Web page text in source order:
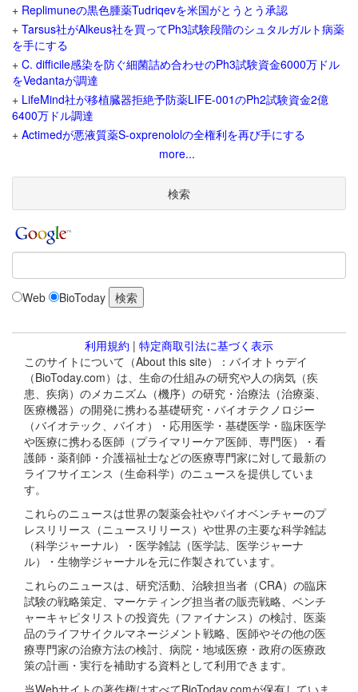
+ Replimuneの黒色腫薬Tudriqevを米国がとうとう承認
+ Tarsus社がAlkeus社を買ってPh3試験段階のシュタルガルト病薬
を手にする
+ C. difficile感染を防ぐ細菌詰め合わせのPh3試験資金6000万ドル
をVedantaが調達
+ LifeMind社が移植臓器拒絶予防薬LIFE-001のPh2試験資金2億
6400万ドル調達
+ Actimedが悪液質薬S-oxprenololの全権利を再び手にする
more...
検索
Web BioToday
利用規約 | 特定商取引法に基づく表示
このサイトについて（About this site）：バイオトゥデイ
（BioToday.com）は、生命の仕組みの研究や人の病気（疾
患、疾病）のメカニズム（機序）の研究・治療法（治療薬、
医療機器）の開発に携わる基礎研究・バイオテクノロジー
（バイオテック、バイオ）・応用医学・基礎医学・臨床医学
や医療に携わる医師（プライマリーケア医師、専門医）・看
護師・薬剤師・介護福祉士などの医療専門家に対して最新の
ライフサイエンス（生命科学）のニュースを提供していま
す。
これらのニュースは世界の製薬会社やバイオベンチャーのプ
レスリリース（ニュースリリース）や世界の主要な科学雑誌
（科学ジャーナル）・医学雑誌（医学誌、医学ジャーナ
ル）・生物学ジャーナルを元に作製されています。
これらのニュースは、研究活動、治験担当者（CRA）の臨床
試験の戦略策定、マーケティング担当者の販売戦略、ベンチ
ャーキャピタリストの投資先（ファイナンス）の検討、医薬
品のライフサイクルマネージメント戦略、医師やその他の医
療専門家の治療方法の検討、病院・地域医療・政府の医療政
策の計画・実行を補助する資料として利用できます。